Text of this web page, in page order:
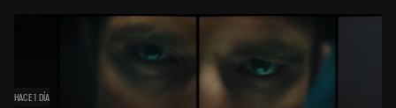
HACE 1 DÍA